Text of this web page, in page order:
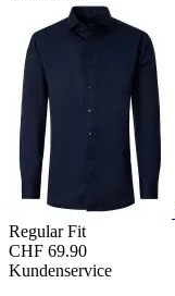
Regular Fit
CHF 69.90
Kundenservice